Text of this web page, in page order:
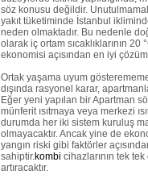
söz konusu değildir.
yakıt tüketiminde İstanbul
neden olmaktadır. Bu nedenle
olarak iç ortam sıcaklıklarının
ekonomisi açısından en iyi
Ortak yaşama uyum
dışında rasyonel karar,
Eğer yeni yapılan bir Apartman
münferit ısıtmaya veya merkezi
durumda her iki sistem kuruluş
olmayacaktır. Ancak yine de
yangın riski gibi faktörler
sahiptir.kombi cihazlarının tek
artıracaktır.